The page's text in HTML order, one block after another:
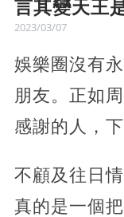
言其變天王
2023/03/07
娛樂圈沒有
朋友。正如
感謝的人，
不顧及往日
真的是一個